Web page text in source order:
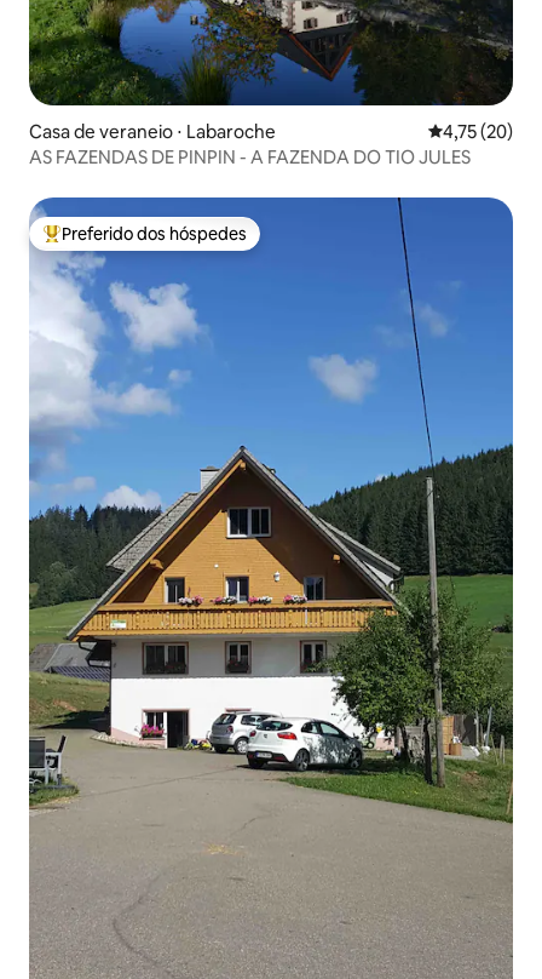
Casa de veraneio ⋅ Labaroche 4,75 de uma
4,75 (20)
AS FAZENDAS DE PINPIN - A FAZENDA DO TIO JULES
Entre os melhores preferidos dos hóspedes
Preferido dos hóspedes